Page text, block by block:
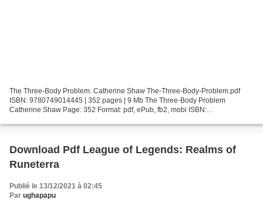
The Three-Body Problem. Catherine Shaw The-Three-Body-Problem.pdf
ISBN: 9780749014445 | 352 pages | 9 Mb The Three-Body Problem
Catherine Shaw Page: 352 Format: pdf, ePub, fb2, mobi ISBN:
Download Pdf League of Legends: Realms of
Runeterra
Publié le 13/12/2021 à 02:45
Par ughapapu